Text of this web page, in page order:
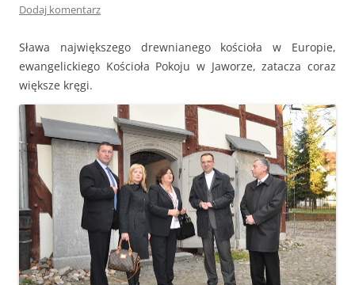
Dodaj komentarz
Sława największego drewnianego kościoła w Europie,
ewangelickiego Kościoła Pokoju w Jaworze, zatacza coraz
większe kręgi.